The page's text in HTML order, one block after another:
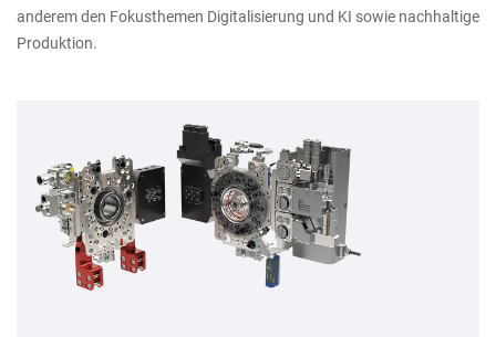
anderem den Fokusthemen Digitalisierung und KI sowie nachhaltige
Produktion.